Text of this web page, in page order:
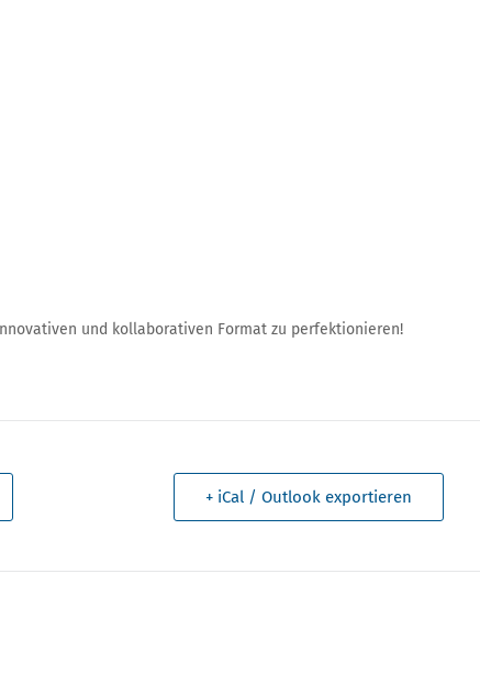
und kollaborativen Format zu perfektionieren!
+ iCal / Outlook exportieren